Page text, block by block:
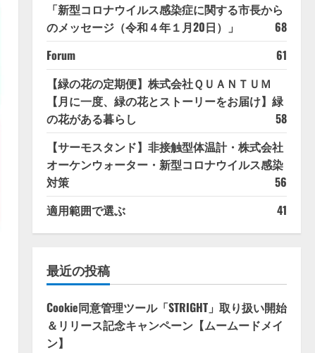
「新型コロナウイルス感染症に関する市長から
のメッセージ（令和４年１月20日）」
68
Forum
61
【緑の花の定期便】株式会社ＱＵＡＮＴＵＭ
【月に一度、緑の花とストーリーをお届け】緑
の花がある暮らし
58
【サーモスタンド】非接触型体温計・株式会社
オーケンウォーター・新型コロナウイルス感染
対策
56
適用範囲で選ぶ
41
最近の投稿
Cookie同意管理ツール「STRIGHT」取り扱い開始
＆リリース記念キャンペーン【ムームードメイ
ン】